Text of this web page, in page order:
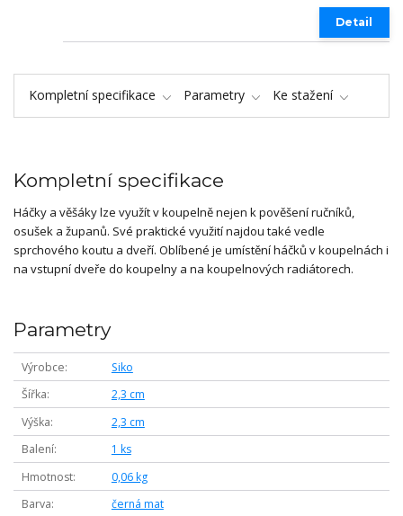
Detail
Kompletní specifikace Parametry Ke stažení
Kompletní specifikace
Háčky a věšáky lze využít v koupelně nejen k pověšení ručníků,
osušek a županů. Své praktické využití najdou také vedle
sprchového koutu a dveří. Oblíbené je umístění háčků v koupelnách i
na vstupní dveře do koupelny a na koupelnových radiátorech.
Parametry
Výrobce
Siko
Šířka
2,3 cm
Výška
2,3 cm
Balení
1 ks
Hmotnost
0,06 kg
Barva
černá mat